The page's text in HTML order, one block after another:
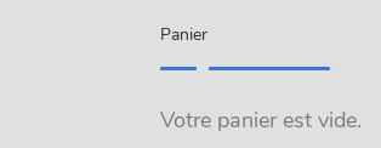
Panier
Votre panier est vide.